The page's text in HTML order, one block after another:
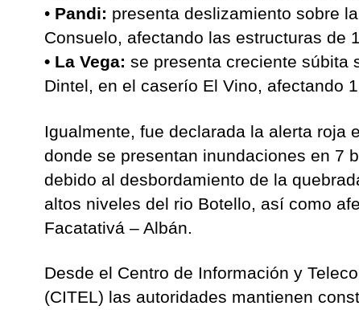
• Pandi: presenta deslizamiento sobre
Consuelo, afectando las estructuras de
• La Vega: se presenta creciente súbita
Dintel, en el caserío El Vino, afectando
Igualmente, fue declarada la alerta roja
donde se presentan inundaciones en 7
debido al desbordamiento de la
altos niveles del rio Botello, así como
Facatativá – Albán.
Desde el Centro de Información y
(CITEL) las autoridades mantienen